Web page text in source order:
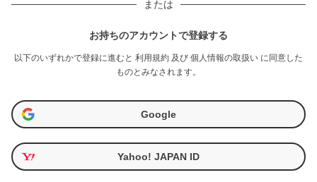
または
お持ちのアカウントで登録する
以下のいずれかで登録に進むと 利用規約 及び 個人情報の取扱い に同意した
ものとみなされます。
Google
Yahoo! JAPAN ID